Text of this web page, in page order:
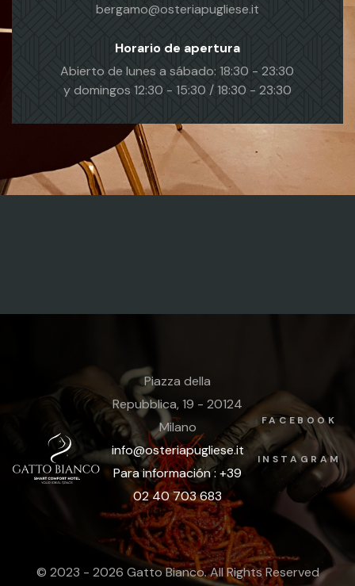
bergamo@osteriapugliese.it
Horario de apertura
Abierto de lunes a sábado: 18:30 - 23:30
y domingos 12:30 - 15:30 / 18:30 - 23:30
Piazza della
Repubblica, 19 - 20124
Milano
info@osteriapugliese.it
Para información : +39
02 40 703 683
FACEBOOK
INSTAGRAM
© 2023 - 2026 Gatto Bianco. All Rights Reserved